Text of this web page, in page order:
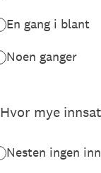
En gang i blant
Noen ganger
Hvor mye
Nesten ingen